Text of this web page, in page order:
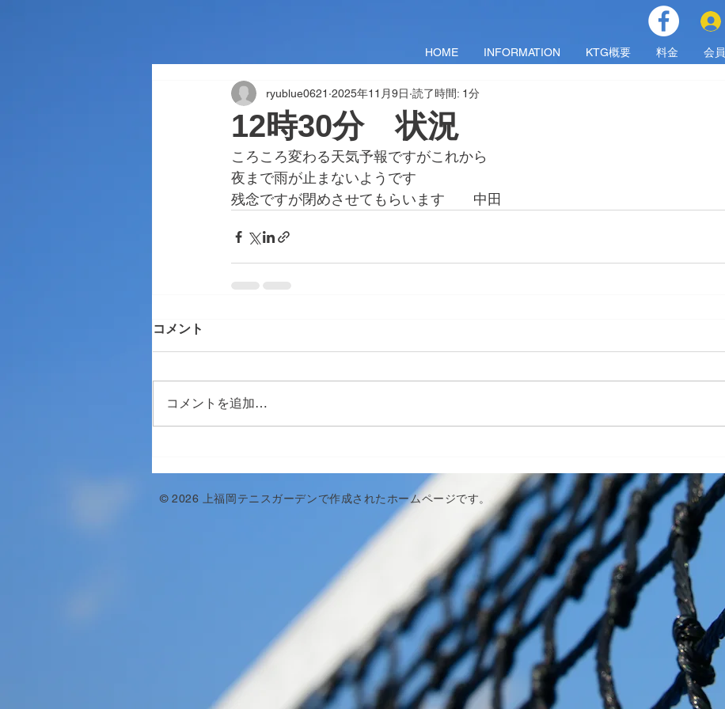
HOME INFORMATION KTG概要 料金 会
12時30分 状況
ryublue0621 2025年11月9日 読了時間: 1分
ころころ変わる天気予報ですがこれから
夜まで雨が止まないようです
残念ですが閉めさせてもらいます　　中田
コメント
コメントを追加…
© 2026 上福岡テニスガーデンで作成されたホームページです。